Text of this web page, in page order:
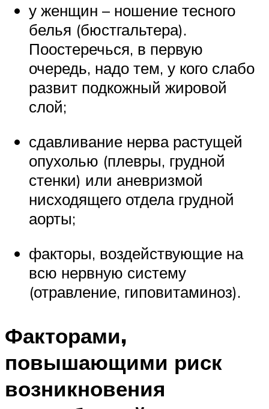
у женщин – ношение тесного
белья (бюстгальтера).
Поостеречься, в первую
очередь, надо тем, у кого слабо
развит подкожный жировой
слой;
сдавливание нерва растущей
опухолью (плевры, грудной
стенки) или аневризмой
нисходящего отдела грудной
аорты;
факторы, воздействующие на
всю нервную систему
(отравление, гиповитаминоз).
Факторами,
повышающими риск
возникновения